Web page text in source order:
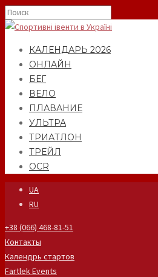
КАЛЕНДАРЬ 2026
ОНЛАЙН
БЕГ
ВЕЛО
ПЛАВАНИЕ
УЛЬТРА
ТРИАТЛОН
ТРЕЙЛ
OCR
UA
RU
+38 (066) 468-81-51
Контакты
Календрь стартов
Fartlek Events